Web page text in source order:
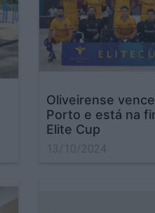
Oliveirense
Porto e está na
Elite Cup